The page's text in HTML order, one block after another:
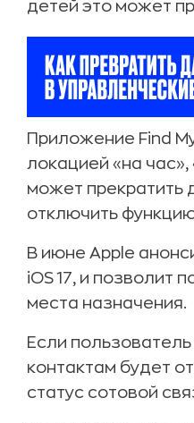
детей это может
Приложение Find
локацией «на
может прекратить
отключить
В июне Apple
iOS 17, и позволит
места назначения.
Если
контактам будет
статус сотовой